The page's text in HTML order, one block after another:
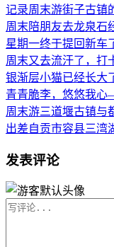
记录周末游街子古镇
周末陪朋友去龙泉石
星期一终于提回新车
周末又去流汗了，打
银渐层小猫已经长大
青青脆李，悠悠我
周末游三道堰古镇与
出差自贡市容县三湾
发表评论